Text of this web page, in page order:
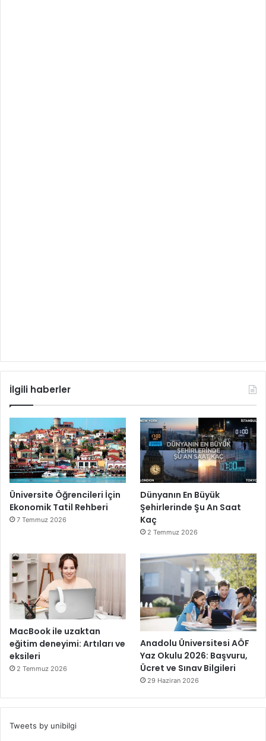
İlgili haberler
Üniversite Öğrencileri İçin
Ekonomik Tatil Rehberi
7 Temmuz 2026
Dünyanın En Büyük
Şehirlerinde Şu An Saat
Kaç
2 Temmuz 2026
MacBook ile uzaktan
eğitim deneyimi: Artıları ve
eksileri
2 Temmuz 2026
Anadolu Üniversitesi AÖF
Yaz Okulu 2026: Başvuru,
Ücret ve Sınav Bilgileri
29 Haziran 2026
Tweets by unibilgi